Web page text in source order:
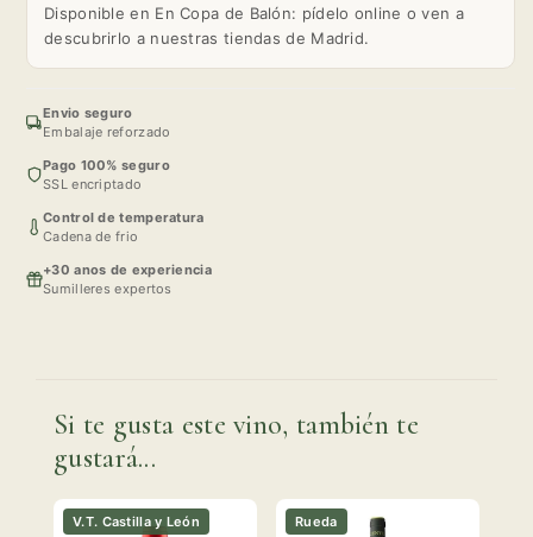
Disponible en En Copa de Balón: pídelo online o ven a
descubrirlo a nuestras tiendas de Madrid.
Envio seguro
Embalaje reforzado
Pago 100% seguro
SSL encriptado
Control de temperatura
Cadena de frio
+30 anos de experiencia
Sumilleres expertos
Si te gusta este vino, también te
gustará...
V.T. Castilla y León Rueda